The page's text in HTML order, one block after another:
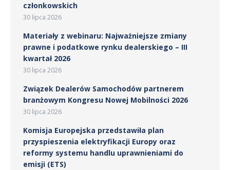
członkowskich
30 lipca 2026
Materiały z webinaru: Najważniejsze zmiany
prawne i podatkowe rynku dealerskiego – III
kwartał 2026
30 lipca 2026
Związek Dealerów Samochodów partnerem
branżowym Kongresu Nowej Mobilności 2026
30 lipca 2026
Komisja Europejska przedstawiła plan
przyspieszenia elektryfikacji Europy oraz
reformy systemu handlu uprawnieniami do
emisji (ETS)